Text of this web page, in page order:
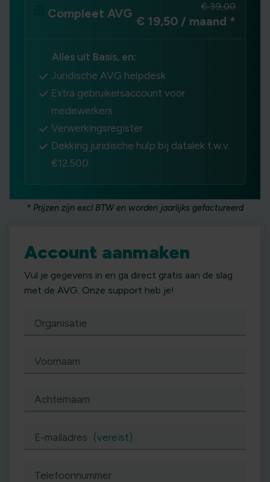
Compleet AVG € 39,00
€ 19,50 / maand *
Alles uit Basis, en:
Juridische AVG helpdesk
Extra gebruikersaccount voor
medewerkers
Verwerkingsregister
Dekking juridische hulp bij datalek t.w.v.
€12.500
* Prijzen zijn excl BTW en worden jaarlijks gefactureerd
Account aanmaken
Vul je gegevens in en ga direct gratis aan de slag
met de AVG. Onze support heb je!
Organisatie
Voornaam
Achternaam
E-mailadres (vereist)
Telefoonnummer